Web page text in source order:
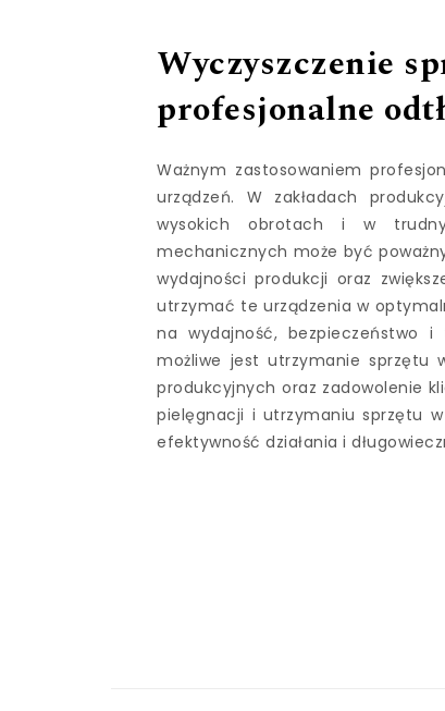
Wyczyszczenie
profesjonalne
Ważnym zastosowaniem
urządzeń. W zakładach
wysokich obrotach i w
mechanicznych może być
wydajności produkcji oraz
utrzymać te urządzenia w
na wydajność, bezpieczeństwo i
możliwe jest utrzymanie sprzętu
produkcyjnych oraz zadowolenie
pielęgnacji i utrzymaniu sprzętu
efektywność działania i